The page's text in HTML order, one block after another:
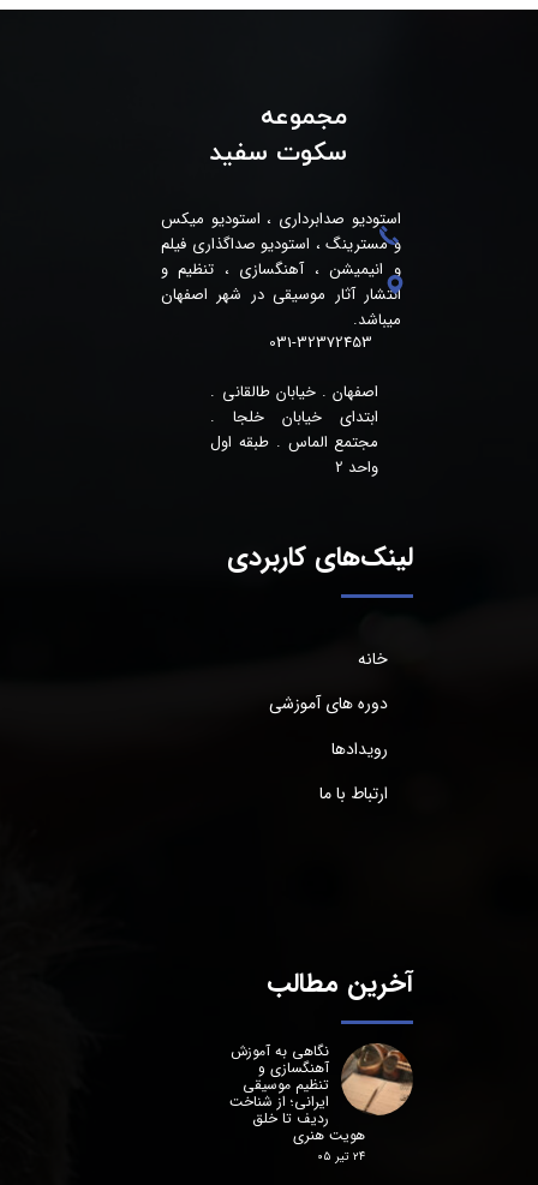
مجموعه
سکوت سفید
استودیو صدابرداری ، استودیو میکس
و مسترینگ ، استودیو صداگذاری فیلم
و انیمیشن ، آهنگسازی ، تنظیم و
انتشار آثار موسیقی در شهر اصفهان
میباشد.
031-32372453
اصفهان . خیابان طالقانی .
ابتدای خیابان خلجا .
مجتمع الماس . طبقه اول
واحد 2
لینک‌های کاربردی
خانه
دوره های آموزشی
رویدادها
ارتباط با ما
آخرین مطالب
نگاهی به آموزش
آهنگسازی و
تنظیم موسیقی
ایرانی؛ از شناخت
ردیف تا خلق
هویت هنری
۲۴ تیر ۰۵